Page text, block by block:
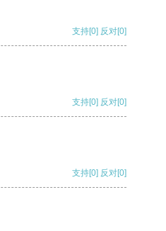
支持[0] 反对[0]
支持[0] 反对[0]
支持[0] 反对[0]